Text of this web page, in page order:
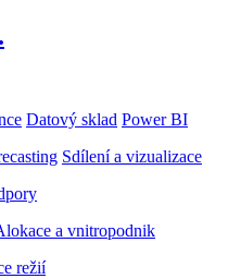
Datový sklad Power BI
Sdílení a vizualizace
a vnitropodnik
režií